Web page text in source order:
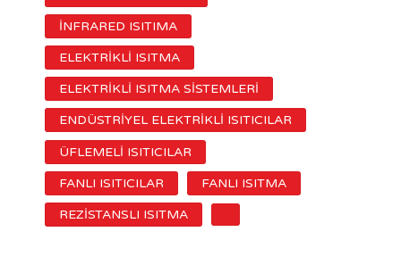
İNFRARED ISITIMA
ELEKTRİKLİ ISITMA
ELEKTRİKLİ ISITMA SİSTEMLERİ
ENDÜSTRİYEL ELEKTRİKLİ ISITICILAR
ÜFLEMELİ ISITICILAR
FANLI ISITICILAR FANLI ISITMA
REZİSTANSLI ISITMA